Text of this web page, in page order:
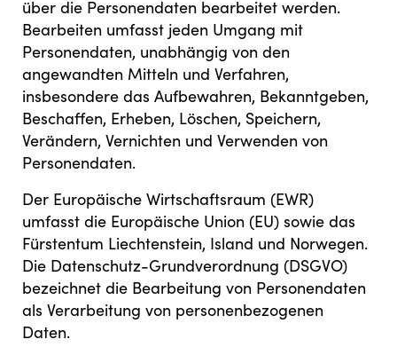
über die Personendaten bearbeitet werden.
Bearbeiten umfasst jeden Umgang mit
Personendaten, unabhängig von den
angewandten Mitteln und Verfahren,
insbesondere das Aufbewahren, Bekanntgeben,
Beschaffen, Erheben, Löschen, Speichern,
Verändern, Vernichten und Verwenden von
Personendaten.
Der Europäische Wirtschaftsraum (EWR)
umfasst die Europäische Union (EU) sowie das
Fürstentum Liechtenstein, Island und Norwegen.
Die Datenschutz-Grundverordnung (DSGVO)
bezeichnet die Bearbeitung von Personendaten
als Verarbeitung von personenbezogenen
Daten.